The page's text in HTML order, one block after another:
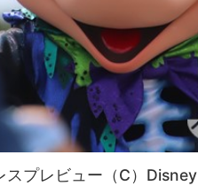
スプレビュー（C）Disney